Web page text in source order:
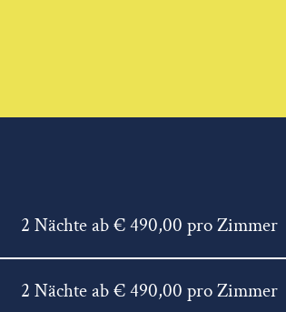
2 Nächte ab € 490,00 pro Zimmer
2 Nächte ab € 490,00 pro Zimmer